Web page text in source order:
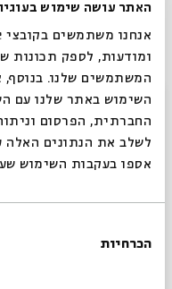
האתר עושה שימוש
ומודעות, לספק תכונות
המשתמשים שלנו. בנוסף,
השימוש באתר שלנו עם
החברתית, הפרסום
לשלב את הנתונים
אספו בעקבות השימוש
הסכמה
הכרחיות
שיתוף
ר' יהודה
פרגמטיזם זאב הרוי
הורדת מקורות מתוך
שיחות על ספר הכוזרי
סגור